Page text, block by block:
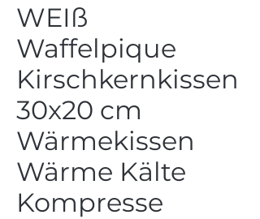
WEIß
Waffelpique
Kirschkernkissen
30x20 cm
Wärmekissen
Wärme Kälte
Kompresse